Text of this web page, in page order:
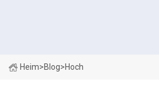
Heim>Blog>Hoch